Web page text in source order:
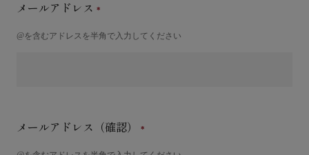
メールアドレス
@を含むアドレスを半角で入力してください
メールアドレス（確認）